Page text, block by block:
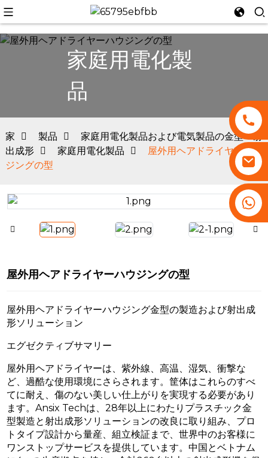
+86 13530645990
家庭用電化製
品
家 製品
家庭用電化製品および電気製品の金型・射
出成形
家庭用電化製品
屋外用ヘアドライヤーハウ
ジングの型
屋外用ヘアドライヤーハウジングの型
屋外用ヘアドライヤーハウジング金型の製造および射出成
形ソリューション
エグゼクティブサマリー
屋外用ヘアドライヤーは、紫外線、高温、湿気、衝撃な
ど、過酷な使用環境にさらされます。筐体はこれらのすべ
てに耐え、傷のない美しい仕上がりを実現する必要があり
ます。Ansix Techは、28年以上にわたりプラスチック金
型製造と射出成形ソリューションの改良に取り組み、プロ
トタイプ設計から量産、組立検証まで、世界中のお客様に
ワンストップサービスを提供しています。中国とベトナム